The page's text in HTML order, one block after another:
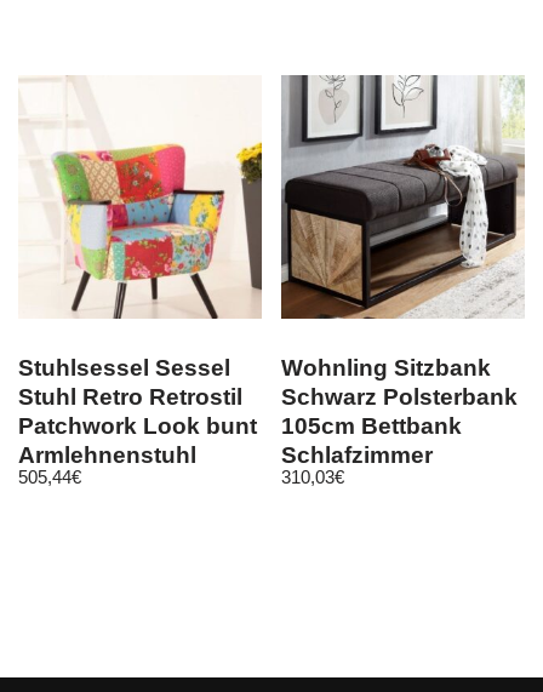
Stuhlsessel Sessel
Stuhl Retro Retrostil
Patchwork Look bunt
Armlehnenstuhl
505,44€
Wohnling Sitzbank
Schwarz Polsterbank
105cm Bettbank
Schlafzimmer
Flurbank Stoff
310,03€